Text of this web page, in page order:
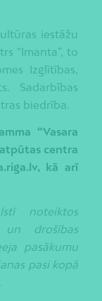
iestāžu
“Imanta”, to
Izglītības,
Sadarbības
biedrība.
“Vasara
centra
kā arī
noteiktos
un drošības
pasākumu
pasi kopā